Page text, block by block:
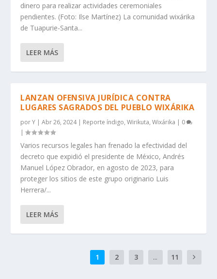
dinero para realizar actividades ceremoniales
pendientes. (Foto: Ilse Martínez) La comunidad wixárika
de Tuapurie-Santa...
LEER MÁS
LANZAN OFENSIVA JURÍDICA CONTRA
LUGARES SAGRADOS DEL PUEBLO WIXÁRIKA
porY |Abr 26, 2024| Reporte índigo,Wirikuta,Wixárika | 0
|
Varios recursos legales han frenado la efectividad del
decreto que expidió el presidente de México, Andrés
Manuel López Obrador, en agosto de 2023, para
proteger los sitios de este grupo originario Luis
Herrera/...
LEER MÁS
1 2 3 ... 11